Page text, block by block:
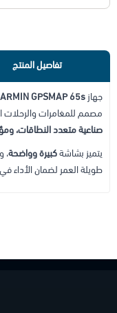
تفاصيل المنتج
جهازGPSMAP 65s
مصمم للمغامرات والرحلات
صناعية متعدد النطاقات،
يتميز بشاشةكبيرة وواضحة،
طويلة العمر لضمان الأداء